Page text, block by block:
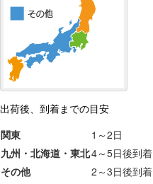
出荷後、到着までの目安
関東
1～2日
九州・北海道・東北4～5日後到着
その他
2～3日後到着